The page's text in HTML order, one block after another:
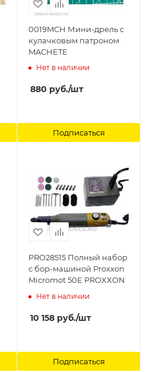
0019MCH Мини-дрель с
кулачковым патроном
MACHETE
Нет в наличии
880 руб./шт
Подписаться
PRO28515 Полный набор
с бор-машиной Proxxon
Micromot 50E PROXXON
Нет в наличии
10 158 руб./шт
Подписаться